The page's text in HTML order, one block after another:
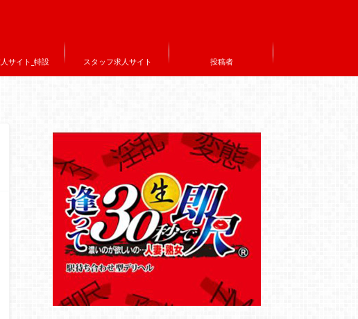
サイト_特設 スタッフ求人サイト 投稿者